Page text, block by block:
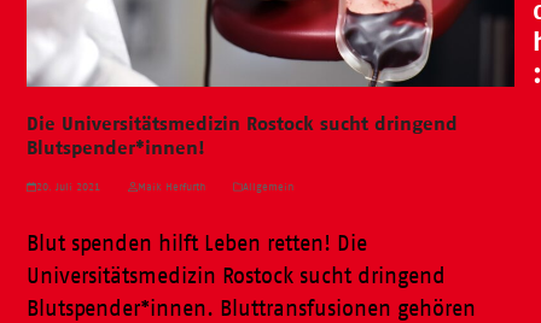
Die Universitätsmedizin Rostock sucht dringend
Blutspender*innen!
20. Juli 2021 Maik Herfurth Allgemein
Blut spenden hilft Leben retten! Die
Universitätsmedizin Rostock sucht dringend
Blutspender*innen. Bluttransfusionen gehören
: